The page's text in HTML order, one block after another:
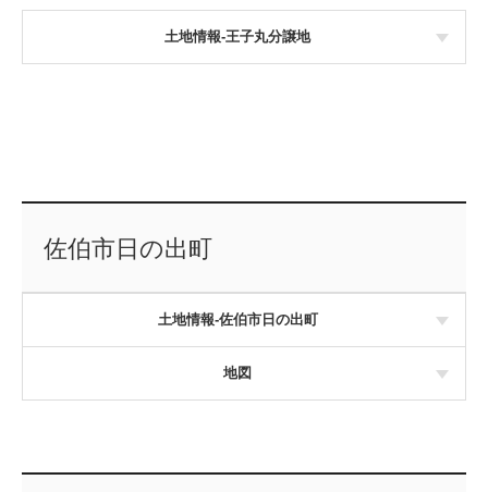
土地情報-王子丸分譲地
佐伯市日の出町
土地情報-佐伯市日の出町
地図